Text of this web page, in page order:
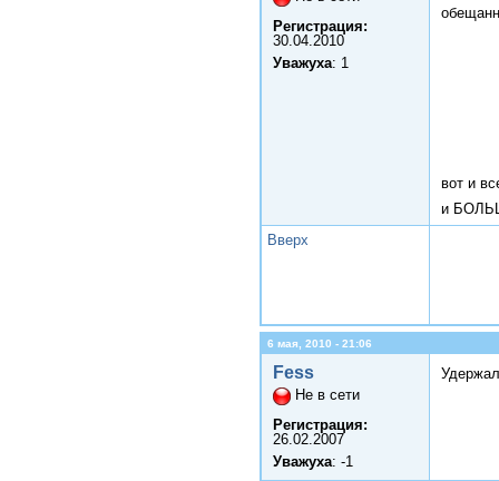
Регистрация:
30.04.2010
Уважуха: 1
вот и
и
Вверх
6 мая, 2010 - 21:06
Fess
Не в сети
Регистрация:
26.02.2007
Уважуха: -1